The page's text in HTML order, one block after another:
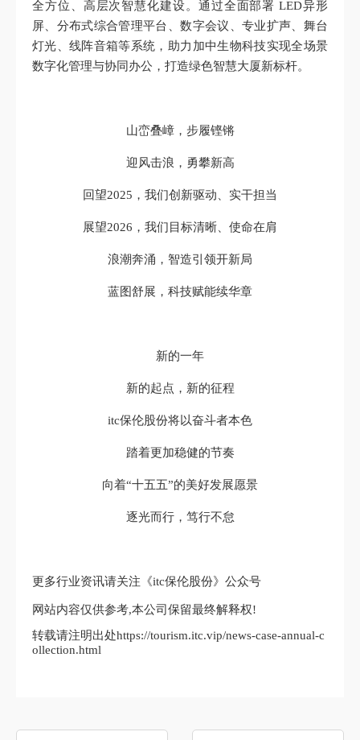
全方位、高层次智慧化建设。通过全面部署 LED异形
屏、分布式综合管理平台、数字会议、专业扩声、舞台
灯光、线阵音箱等系统，助力加中生物科技实现全场景
数字化管理与协同办公，打造绿色智慧大厦新标杆。
山峦叠嶂，步履铿锵
迎风击浪，勇攀新高
回望2025，我们创新驱动、实干担当
展望2026，我们目标清晰、使命在肩
浪潮奔涌，智造引领开新局
蓝图舒展，科技赋能续华章
新的一年
新的起点，新的征程
itc保伦股份将以奋斗者本色
踏着更加稳健的节奏
向着“十五五”的美好发展愿景
逐光而行，笃行不怠
更多行业资讯请关注《itc保伦股份》公众号
网站内容仅供参考,本公司保留最终解释权!
转载请注明出处https://tourism.itc.vip/news-case-annual-c
ollection.html